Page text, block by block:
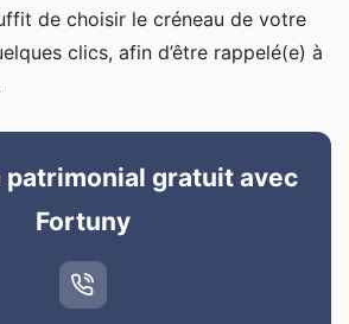
de choisir le créneau de votre
clics, afin d’être rappelé(e) à
patrimonial gratuit avec
Fortuny